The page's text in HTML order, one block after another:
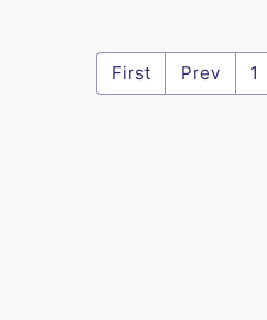
First Prev 1